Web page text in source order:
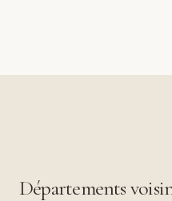
Départements